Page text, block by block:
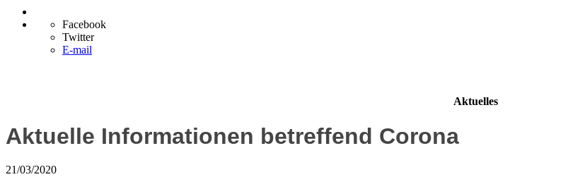
Facebook
Twitter
E-mail
Aktuelles
Aktuelle Informationen betreffend Corona
21/03/2020